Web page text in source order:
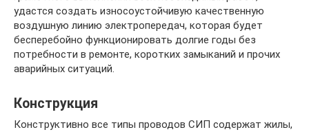
удастся создать износоустойчивую качественную
воздушную линию электропередач, которая будет
бесперебойно функционировать долгие годы без
потребности в ремонте, коротких замыканий и прочих
аварийных ситуаций.
Конструкция
Конструктивно все типы проводов СИП содержат жилы,